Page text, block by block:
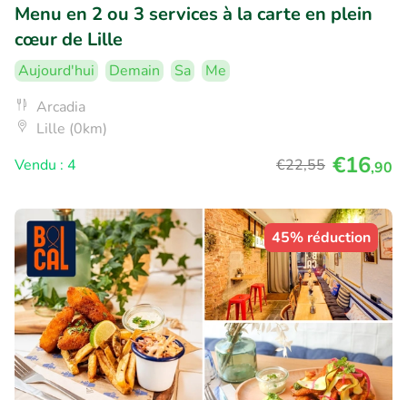
Menu en 2 ou 3 services à la carte en plein
cœur de Lille
Aujourd'hui Demain Sa
Me
Arcadia
Lille (0km)
Vendu : 4
€22,55 €16,90
45% réduction